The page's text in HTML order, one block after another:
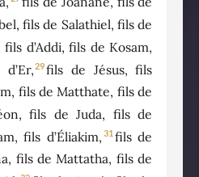
fils de Salathiel, fils de
d’Addi, fils de Kosam,
29fils de Jésus, fils
fils de Matthate, fils de
fils de Juda, fils de
fils d’Éliakim, 31 fils de
fils de Mattatha, fils de